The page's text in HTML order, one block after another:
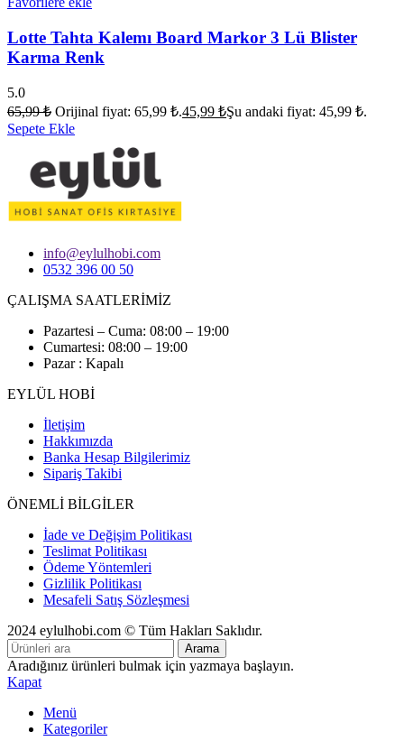
Lotte Tahta Kalemı Board Markor 3 Lü Blister
Karma Renk
5.0
65,99₺ Orijinal fiyat: 65,99 ₺.45,99 ₺Şu andaki fiyat: 45,99 ₺.
Sepete Ekle
info@eylulhobi.com
0532 396 00 50
ÇALIŞMA SAATLERİMİZ
Pazartesi – Cuma: 08:00 – 19:00
Cumartesi: 08:00 – 19:00
Pazar : Kapalı
EYLÜL HOBİ
İletişim
Hakkımızda
Banka Hesap Bilgilerimiz
Sipariş Takibi
ÖNEMLİ BİLGİLER
İade ve Değişim Politikası
Teslimat Politikası
Ödeme Yöntemleri
Gizlilik Politikası
Mesafeli Satış Sözleşmesi
2024 eylulhobi.com © Tüm Hakları Saklıdır.
Arama
Aradığınız ürünleri bulmak için yazmaya başlayın.
Kapat
Menü
Kategoriler